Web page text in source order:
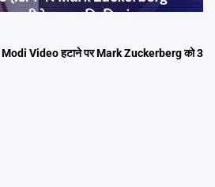
Video हटाने पर Mark Zuckerberg को 3